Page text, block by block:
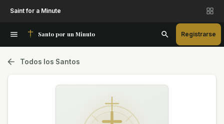
Saint for a Minute
Santo por un Minuto Registrarse
Todos los Santos